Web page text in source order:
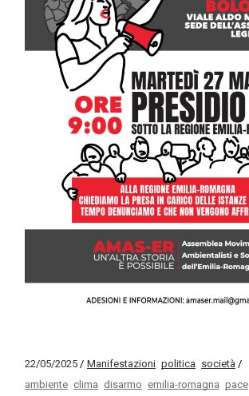
22/05/2025 Manifestazioni politica società
ambiente clima disarmo emilia-romagna pace